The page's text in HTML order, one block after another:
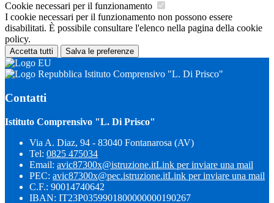
Cookie necessari per il funzionamento
I cookie necessari per il funzionamento non possono essere
disabilitati. È possibile consultare l'elenco nella pagina della cookie
policy.
Accetta tutti Salva le preferenze
Istituto Comprensivo "L. Di Prisco"
Contatti
Istituto Comprensivo "L. Di Prisco"
Via A. Diaz, 94 - 83040 Fontanarosa (AV)
Tel: 0825 475034
Email: avic87300x@istruzione.itLink per inviare una mail
PEC: avic87300x@pec.istruzione.itLink per inviare una mail
C.F.: 90014740642
IBAN: IT23P0359901800000000190267